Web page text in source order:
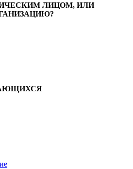
ЛИЦОМ, ИЛИ